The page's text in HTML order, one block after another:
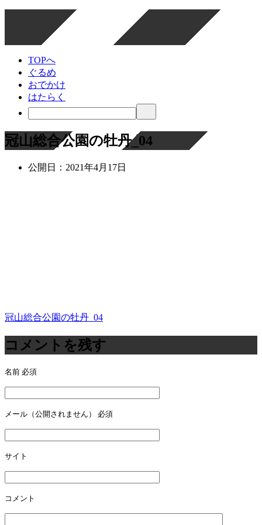
TOPへ
ぐるめ
おでかけ
はたらく
冠山総合公園の牡丹_04
公開日： 2021年4月17日
投
稿
ナ
ビ
ゲ
ー
シ
ョ
ン
冠山総合公園の牡丹_04
コメントを残す
名前 必須
メール（公開されません） 必須
サイト
コメント